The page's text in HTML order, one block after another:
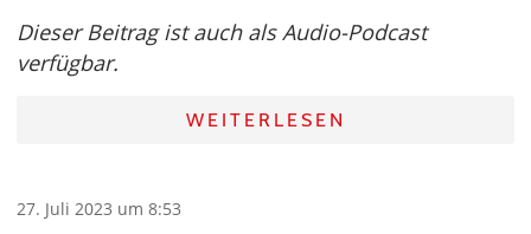
Dieser Beitrag ist auch als Audio-Podcast
verfügbar.
WEITERLESEN
27. Juli 2023 um 8:53